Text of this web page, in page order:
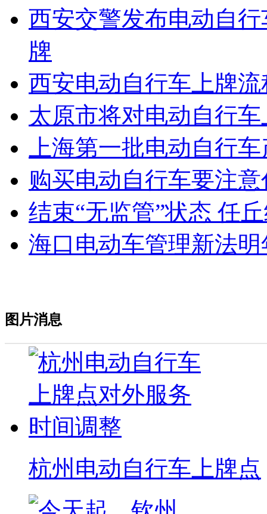
西安交警发布电动自
牌
西安电动自行车上牌
太原市将对电动自行
上海第一批电动自行
购买电动自行车要注
结束“无监管”状态 任
海口电动车管理新法
图片消息
杭州电动自行车上牌点